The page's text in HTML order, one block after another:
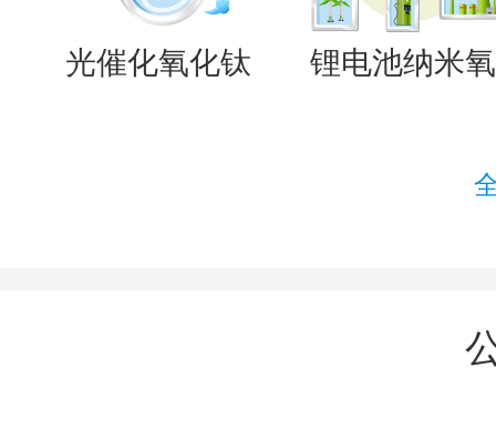
光催化氧化钛 锂电池纳米